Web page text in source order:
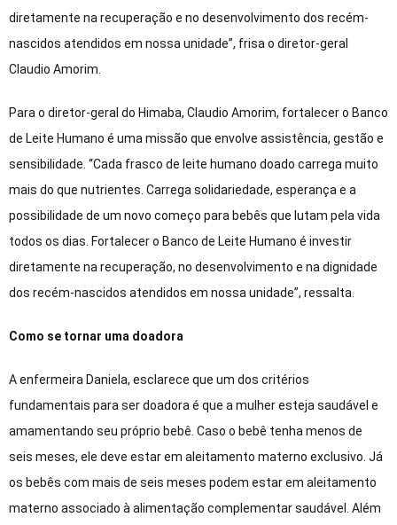
diretamente na recuperação e no desenvolvimento dos recém-
nascidos atendidos em nossa unidade”, frisa o diretor-geral
Claudio Amorim.
Para o diretor-geral do Himaba, Claudio Amorim, fortalecer o Banco
de Leite Humano é uma missão que envolve assistência, gestão e
sensibilidade. “Cada frasco de leite humano doado carrega muito
mais do que nutrientes. Carrega solidariedade, esperança e a
possibilidade de um novo começo para bebês que lutam pela vida
todos os dias. Fortalecer o Banco de Leite Humano é investir
diretamente na recuperação, no desenvolvimento e na dignidade
dos recém-nascidos atendidos em nossa unidade”, ressalta.
Como se tornar uma doadora
A enfermeira Daniela, esclarece que um dos critérios
fundamentais para ser doadora é que a mulher esteja saudável e
amamentando seu próprio bebê. Caso o bebê tenha menos de
seis meses, ele deve estar em aleitamento materno exclusivo. Já
os bebês com mais de seis meses podem estar em aleitamento
materno associado à alimentação complementar saudável. Além